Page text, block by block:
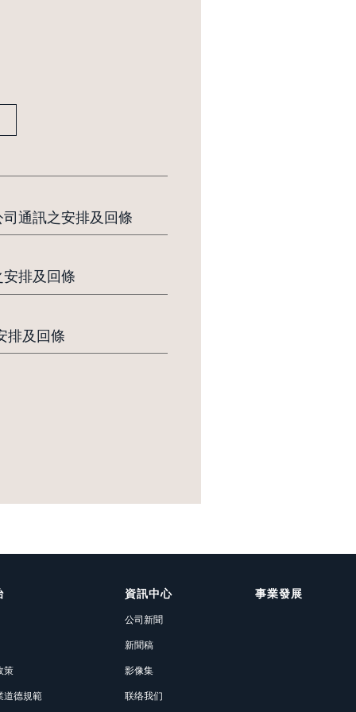
通訊之安排及回條
排及回條
排及回條
策
道德規範
資訊中心
公司新聞
新聞稿
影像集
联络我们
事業發展